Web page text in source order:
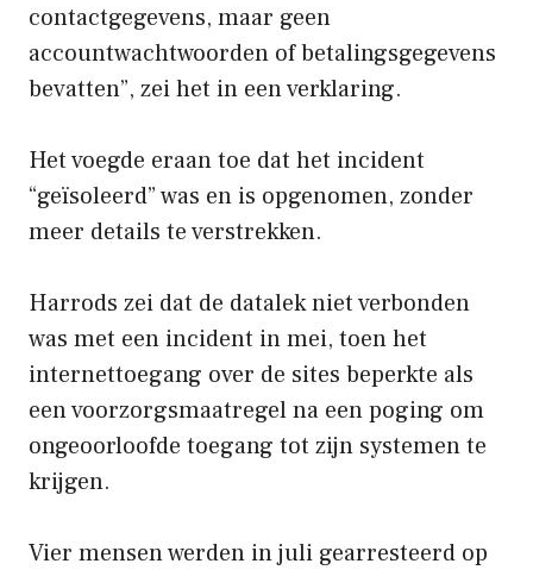
contactgegevens, maar geen
accountwachtwoorden of betalingsgegevens
bevatten”, zei het in een verklaring.
Het voegde eraan toe dat het incident
“geïsoleerd” was en is opgenomen, zonder
meer details te verstrekken.
Harrods zei dat de datalek niet verbonden
was met een incident in mei, toen het
internettoegang over de sites beperkte als
een voorzorgsmaatregel na een poging om
ongeoorloofde toegang tot zijn systemen te
krijgen.
Vier mensen werden in juli gearresteerd op